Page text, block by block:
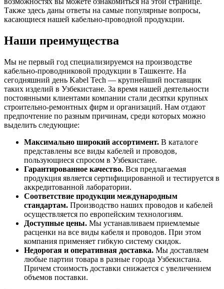
Также здесь даны ответы на самые популярные вопросы,
касающиеся нашей кабельно-проводной продукции.
Наши преимущества
Мы не первый год специализируемся на производстве
кабельно-проводниковой продукции в Ташкенте. На
сегодняшний день Kabel Tech — крупнейший поставщик
таких изделий в Узбекистане. За время нашей деятельности
постоянными клиентами компании стали десятки крупных
строительно-ремонтных фирм и организаций. Нам отдают
предпочтение по разным причинам, среди которых можно
выделить следующие:
Максимально широкий ассортимент. В каталоге
представлены все виды кабелей и проводов,
пользующиеся спросом в Узбекистане.
Гарантированное качество. Вся предлагаемая
продукция является сертифицированной и тестируется в
аккредитованной лаборатории.
Соответствие продукции международным
стандартам. Производство наших проводов и кабелей
осуществляется по европейским технологиям.
Доступные цены. Мы устанавливаем приемлемые
расценки на все виды кабеля и проводов. При этом
компания применяет гибкую систему скидок.
Недорогая и оперативная доставка. Мы доставляем
любые партии товара в разные города Узбекистана.
Причем стоимость доставки снижается с увеличением
объемов поставки.